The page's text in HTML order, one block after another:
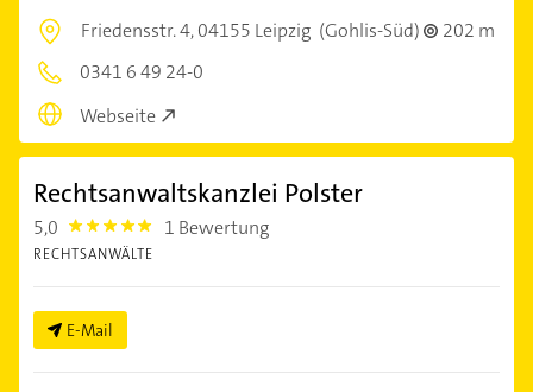
Friedensstr. 4,04155 Leipzig (Gohlis-Süd)
202 m
0341 6 49 24-0
Webseite
Rechtsanwaltskanzlei Polster
5,0 5.0 1 Bewertung
RECHTSANWÄLTE
E-Mail